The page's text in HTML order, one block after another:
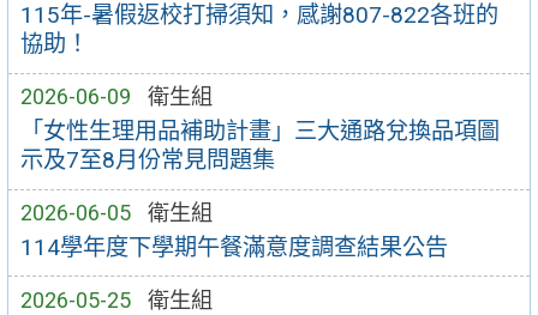
115年-暑假返校打掃須知，感謝807-822各班的
協助！
2026-06-09 衛生組
「女性生理用品補助計畫」三大通路兌換品項圖
示及7至8月份常見問題集
2026-06-05 衛生組
114學年度下學期午餐滿意度調查結果公告
2026-05-25 衛生組